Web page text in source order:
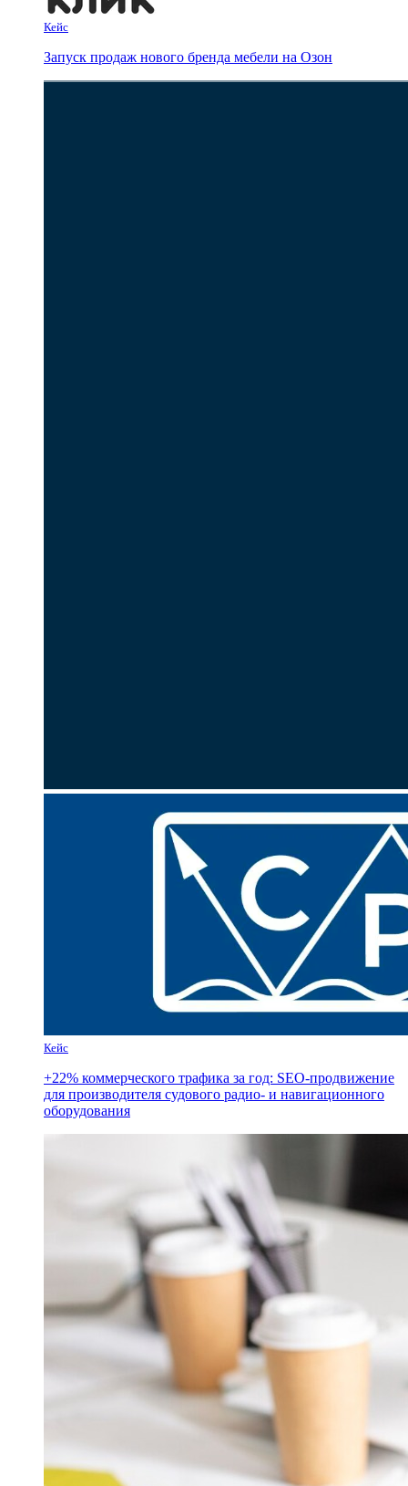
Кейс
Запуск продаж нового бренда мебели на Озон
Кейс
+22% коммерческого трафика за год: SEO-продвижение
для производителя судового радио- и навигационного
оборудования